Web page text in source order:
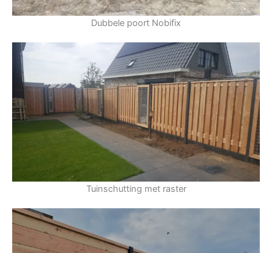
Dubbele poort Nobifix
Tuinschutting met raster